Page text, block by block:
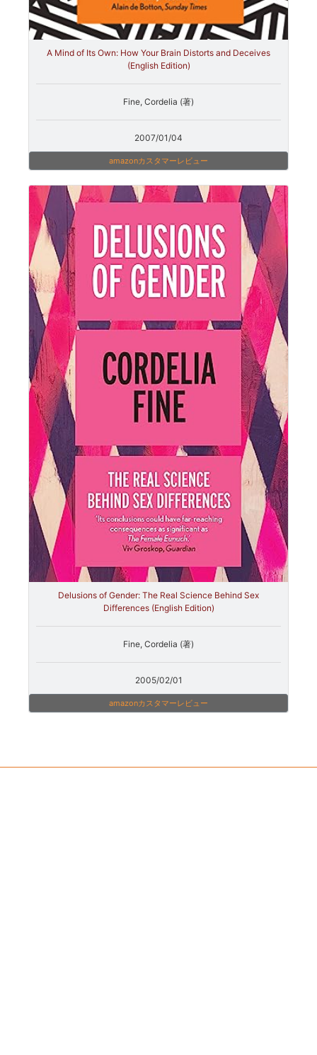
A Mind of Its Own: How Your Brain Distorts and Deceives
(English Edition)
Fine, Cordelia (著)
2007/01/04
amazonカスタマーレビュー
Delusions of Gender: The Real Science Behind Sex
Differences (English Edition)
Fine, Cordelia (著)
2005/02/01
amazonカスタマーレビュー